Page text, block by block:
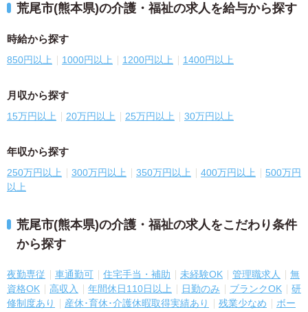
荒尾市(熊本県)の介護・福祉の求人を給与から探す
時給から探す
850円以上 1000円以上 1200円以上 1400円以上
月収から探す
15万円以上 20万円以上 25万円以上 30万円以上
年収から探す
250万円以上 300万円以上 350万円以上 400万円以上
500万円
以上
荒尾市(熊本県)の介護・福祉の求人をこだわり条件
から探す
夜勤専従 車通勤可 住宅手当・補助 未経験OK 管理職求人
無
資格OK
高収入 年間休日110日以上 日勤のみ ブランクOK
研
修制度あり
産休･育休･介護休暇取得実績あり 残業少なめ
ボー